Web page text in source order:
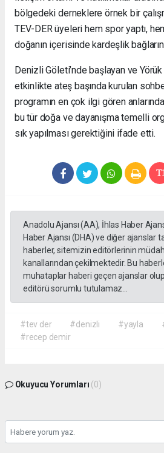
bölgedeki derneklere örnek bir
TEV-DER üyeleri hem spor yaptı,
doğanın içerisinde kardeşlik
Denizli Göleti’nde başlayan ve Yörük
etkinlikte ateş başında kurulan
programın en çok ilgi gören
bu tür doğa ve dayanışma temelli
sık yapılması gerektiğini ifade etti.
Anadolu Ajansı (AA), İhlas Haber
Haber Ajansı (DHA) ve diğer ajanslar
haberler, sitemizin editörlerinin
kanallarından çekilmektedir. Bu
muhataplar haberi geçen ajanslar
editörü sorumlu tutulamaz...
#tev der #denizli #yayla
#recep demir
Okuyucu Yorumları (0)